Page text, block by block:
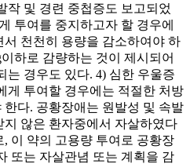
작 및 경련 중첩증도 보고되었
투여를 중지하고자 할 경우에
천천히 용량을 감소하여야 하
하로 감량하는 것이 제시되어
는 경우도 있다. 4) 심한 우울증
게 투여할 경우에는 적절한 처방
다. 공황장애는 원발성 및 속발
않은 환자중에서 자살하였다
이 약의 고용량 투여로 공황장
또는 자살관념 또는 계획을 감